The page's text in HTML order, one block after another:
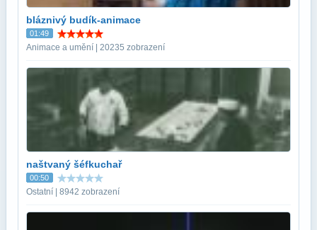
bláznivý budík-animace
01:49
Animace a umění | 20235 zobrazení
naštvaný šéfkuchař
00:50
Ostatní | 8942 zobrazení